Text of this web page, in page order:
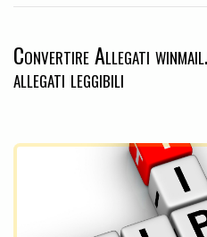
Convertire Allegati
allegati leggibili